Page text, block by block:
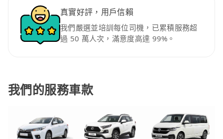
真實好評，用戶信賴
我們嚴選並培訓每位司機，已累積服務超
過 50 萬人次，滿意度高達 99%。
我們的服務車款